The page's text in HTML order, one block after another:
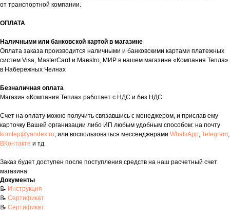
от транспортной компании.
ОПЛАТА
Наличными или банковской картой в магазине
Оплата заказа производится наличными и банковскими картами платежных
систем Visa, MasterCard и Maestro, МИР в нашем магазине «Компания Тепла»
в Набережных Челнах
Безналичная оплата
Магазин «Компания Тепла» работает с НДС и без НДС
Счет на оплату можно получить связавшись с менеджером, и прислав ему
карточку Вашей организации либо ИП любым удобным способом: на почту
komtep@yandex.ru, или воспользоваться мессенджерами WhatsApp, Telegram,
ВКонтакте и тд.
Заказ будет доступен после поступления средств на наш расчетный счет
магазина.
Документы
📝 Инструкция
📝 Сертификат
📝 Сертификат
Данный интернет‑сайт носит информационный характер и ни
при каких условиях не является публичной офертой в
Покупателям
Пн-Пт: 8:00 - 17:00
Адрес магазина:
Челны, проспект Казанский, д. 124
+7 (8552) 78-33-11